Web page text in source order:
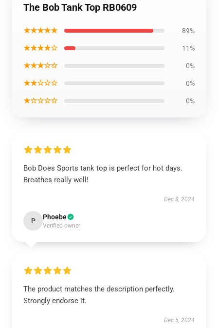
The Bob Tank Top RB0609
★★★★★ 89%
★★★★☆ 11%
★★★☆☆ 0%
★★☆☆☆ 0%
★☆☆☆☆ 0%
Bob Does Sports tank top is perfect for hot days.
Breathes really well!
Dec 8, 2024
P Phoebe
Verified owner
The product matches the description perfectly.
Strongly endorse it.
Dec 5, 2024